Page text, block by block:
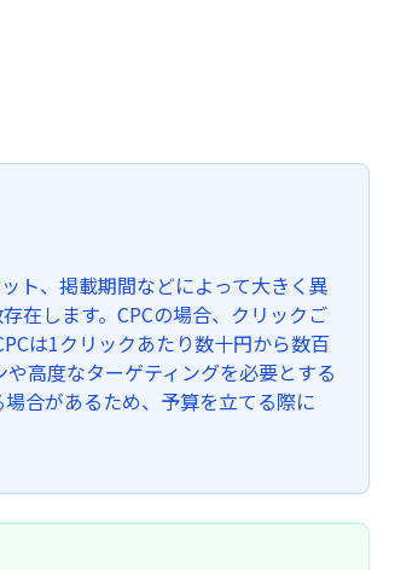
ト、掲載期間などによって大きく異
在します。CPCの場合、クリックご
は1クリックあたり数十円から数百
高度なターゲティングを必要とする
合があるため、予算を立てる際に